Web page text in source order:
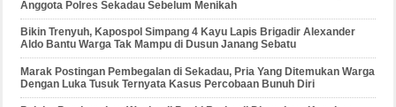
Anggota Polres Sekadau Sebelum Menikah
Bikin Trenyuh, Kapospol Simpang 4 Kayu Lapis Brigadir Alexander
Aldo Bantu Warga Tak Mampu di Dusun Janang Sebatu
Marak Postingan Pembegalan di Sekadau, Pria Yang Ditemukan Warga
Dengan Luka Tusuk Ternyata Kasus Percobaan Bunuh Diri